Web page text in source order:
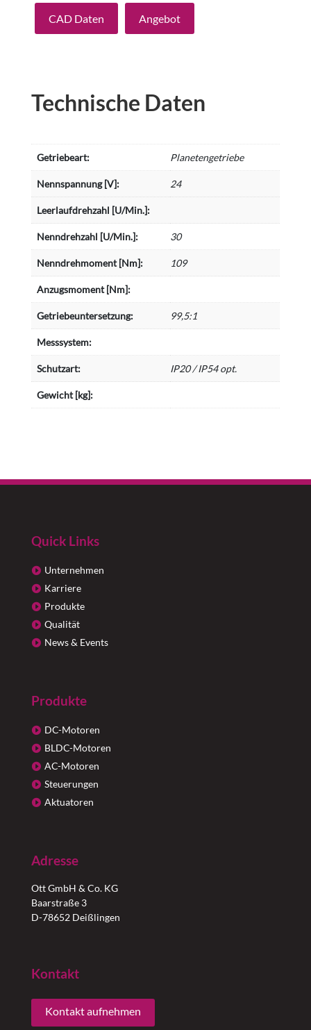
CAD Daten Angebot
Technische Daten
Getriebeart: Planetengetriebe
Nennspannung [V]: 24
Leerlaufdrehzahl [U/Min.]:
Nenndrehzahl [U/Min.]: 30
Nenndrehmoment [Nm]: 109
Anzugsmoment [Nm]:
Getriebeuntersetzung: 99,5:1
Messsystem:
Schutzart: IP20 / IP54 opt.
Gewicht [kg]:
Quick Links
Unternehmen
Karriere
Produkte
Qualität
News & Events
Produkte
DC-Motoren
BLDC-Motoren
AC-Motoren
Steuerungen
Aktuatoren
Adresse
Ott GmbH & Co. KG
Baarstraße 3
D-78652 Deißlingen
Kontakt
Kontakt aufnehmen